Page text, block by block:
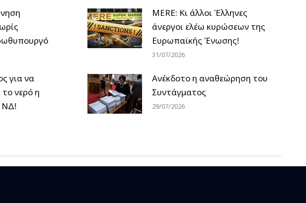
MERE: Κι άλλοι Έλληνες
άνεργοι ελέω κυρώσεων της
Ευρωπαϊκής Ένωσης!
31/07/2026
για να
το νερό η
ΝΔ!
Ανέκδοτο η αναθεώρηση του
Συντάγματος
29/07/2026